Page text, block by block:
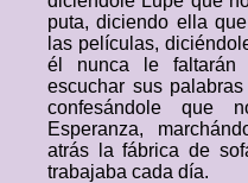
puta, diciendo ella
las películas,
él nunca le faltarán
escuchar sus
confesándole que
Esperanza,
atrás la fábrica de
trabajaba cada día.